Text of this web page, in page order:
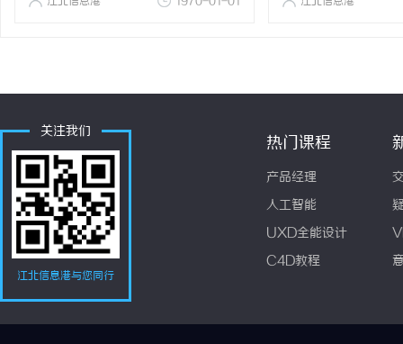
关注我们
江北信息港与您同行
热门课程
产品经理
人工智能
UXD全能设计
C4D教程